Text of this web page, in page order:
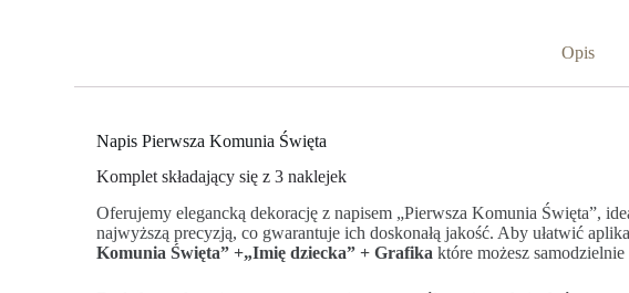
Opis
Napis Pierwsza Komunia Święta
Komplet składający się z 3 naklejek
Oferujemy elegancką dekorację z napisem „Pierwsza Komunia Święta”,
najwyższą precyzją, co gwarantuje ich doskonałą jakość. Aby ułatwić
Komunia Święta” +„Imię dziecka” + Grafika które możesz